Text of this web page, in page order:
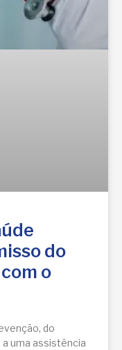
do
o
do
uma assistência